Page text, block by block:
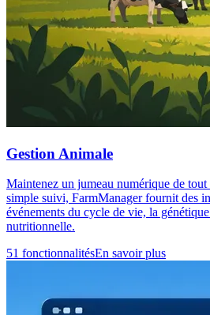
Gestion Animale
Maintenez un jumeau numérique de
simple suivi, FarmManager fournit des
événements du cycle de vie, la
nutritionnelle.
51 fonctionnalitésEn savoir plus